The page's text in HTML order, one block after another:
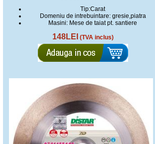
Tip:Carat
Domeniu de intrebuintare: gresie,piatra
Masini: Mese de taiat pt. santiere
148LEI (TVA inclus)